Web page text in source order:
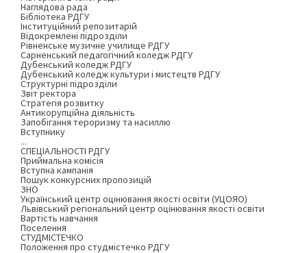
Наглядова рада
Бібліотека РДГУ
Інституційний репозитарій
Відокремлені підрозділи
Рівненське музичне училище РДГУ
Сарненський педагогічний коледж РДГУ
Дубенський коледж РДГУ
Дубенський коледж культури і мистецтв РДГУ
Структурні підрозділи
Звіт ректора
Стратегія розвитку
Антикорупційна діяльність
Запобігання тероризму та насиллю
Вступнику
...
СПЕЦІАЛЬНОСТІ РДГУ
Приймальна комісія
Вступна кампанія
Пошук конкурсних пропозицій
ЗНО
Український центр оцінювання якості освіти (УЦОЯО)
Львівський регіональний центр оцінювання якості освіти
Вартість навчання
Поселення
СТУДМІСТЕЧКО
Положення про студмістечко РДГУ